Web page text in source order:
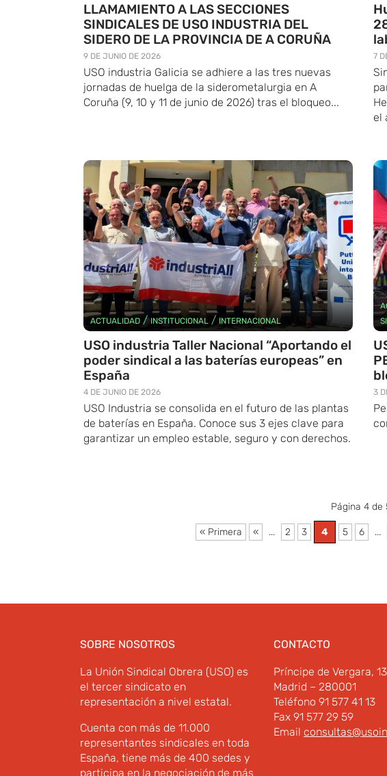
LLAMAMIENTO A LAS SECCIONES
SINDICALES DE USO INDUSTRIA DEL
SIDERO DE LA PROVINCIA DE A CORUÑA
9 DE JUNIO DE 2026
USO industria Galicia se adhiere a las tres nuevas
jornadas de huelga de la siderometalurgia en A
Coruña (9, 10 y 11 de junio de 2026) tras el bloqueo...
7
el
ACTUALIDAD/INSTITUCIONAL / INTERNACIONAL
USO industria Taller Nacional “Aportando el
poder sindical a las baterías europeas” en
España
4 DE JUNIO DE 2026
USO Industria se consolida en el futuro de las plantas
de baterías en España. Conoce sus 3 ejes clave para
garantizar un empleo estable, seguro y con derechos.
3
Página 4 de
« Primera « ... 2 3 4 5 6 ...
SOBRE NOSOTROS
La Unión Sindical Obrera (USO) es
el tercer sindicato en
representación a nivel estatal.
Cuenta con más de 11.000
representantes sindicales en toda
España, tiene más de 400 sedes y
participa en la negociación de más
CONTACTO
Príncipe de Vergara, 13
Madrid – 280001
Teléfono 91 577 41 13
Fax 91 577 29 59
Email